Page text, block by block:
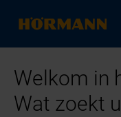
Welkom in
Wat zoekt